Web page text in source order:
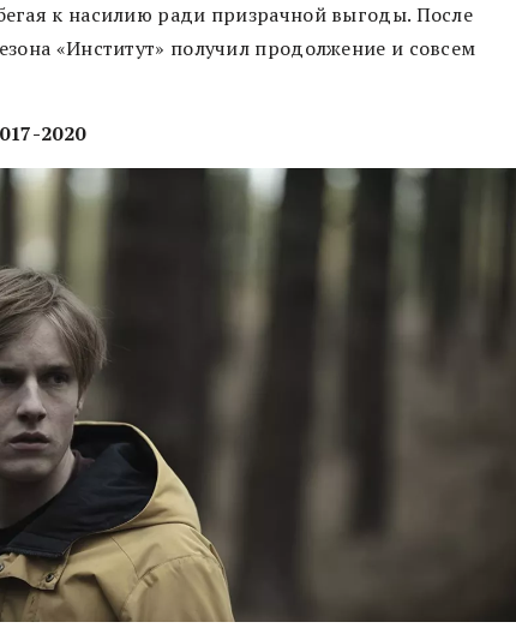
к насилию ради призрачной выгоды. После
«Институт» получил продолжение и совсем
2020